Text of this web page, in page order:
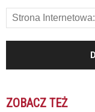
ZOBACZ TEŻ